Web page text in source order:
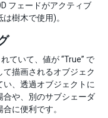
フェードがアクティブ
樹木で使用)。
ていて、値が “True” で
描画されるオブジェク
い、透過オブジェクトに
合や、別のサブシェーダ
に便利です。